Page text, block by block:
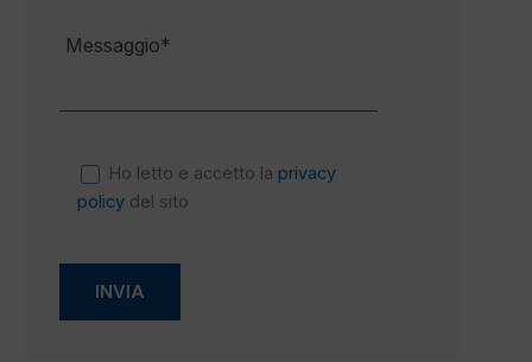
Ho letto e accetto la privacy
policydel sito